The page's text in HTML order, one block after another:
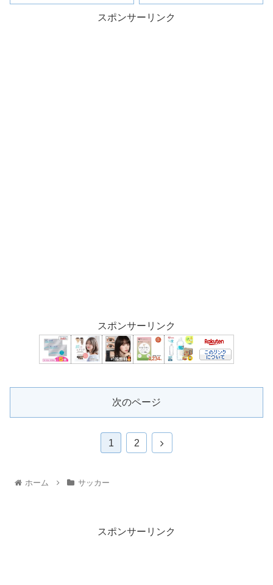
スポンサーリンク
スポンサーリンク
次のページ
1 2
ホーム サッカー
スポンサーリンク